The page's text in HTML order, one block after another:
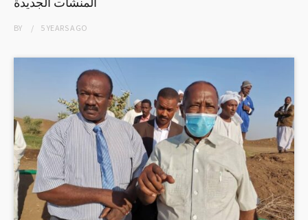
BY 5 YEARSAGO